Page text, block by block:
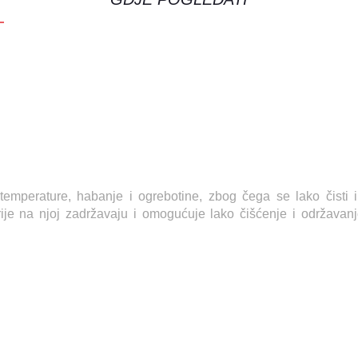
habanje i ogrebotine, zbog čega se lako
na njoj zadržavaju i omogućuje lako čišćenje i